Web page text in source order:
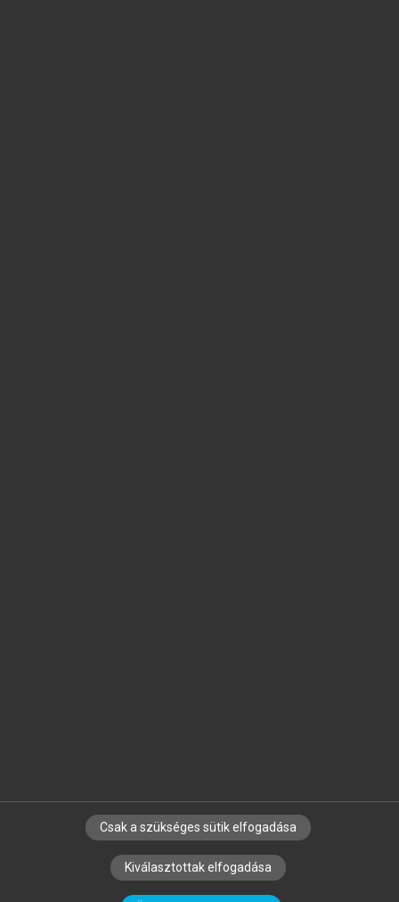
SZERZŐKNEK CÉGEKNEK KÖNYVTÁROSOKNAK
SZERKESZTÉSI ÉS LEKTORÁLÁSI ALAPELVEK
Csak a szükséges sütik elfogadása
Kiválasztottak elfogadása